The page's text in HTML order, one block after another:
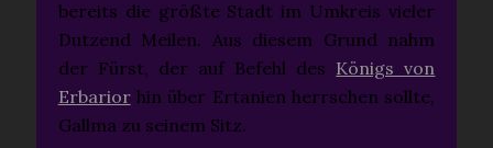
bereits die größte Stadt im Umkreis vieler
Dutzend Meilen. Aus diesem Grund nahm
der Fürst, der auf Befehl des Königs von
Erbariorhin über Ertanien herrschen sollte,
Gallma zu seinem Sitz.